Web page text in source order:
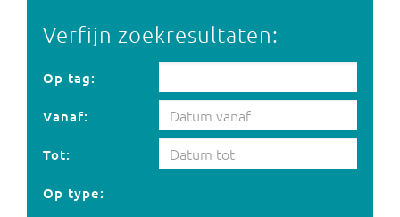
Verfijn zoekresultaten:
Op tag:
Vanaf:
Tot:
Op type: